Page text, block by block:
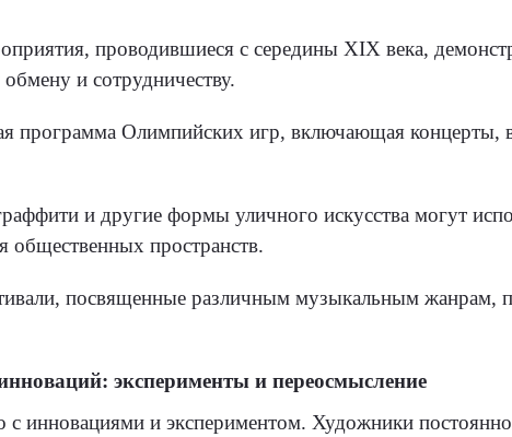
проводившиеся с середины XIX века,
и сотрудничеству.
программа Олимпийских игр, включающая концерты,
и другие формы уличного искусства могут
общественных пространств.
посвященные различным музыкальным жанрам,
эксперименты и переосмысление
с инновациями и экспериментом. Художники